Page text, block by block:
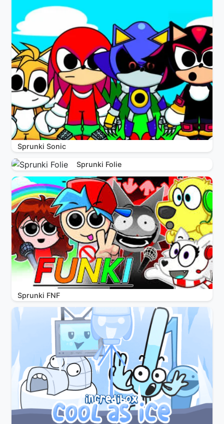
Sprunki Sonic
Sprunki Folie
Sprunki FNF